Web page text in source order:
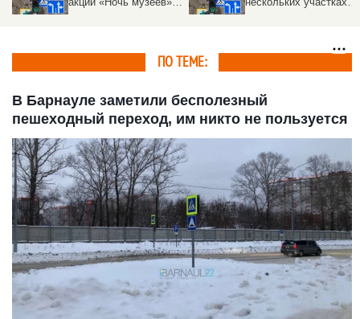
ПО ТЕМЕ:
В Барнауле заметили бесполезный
пешеходный переход, им никто не пользуется